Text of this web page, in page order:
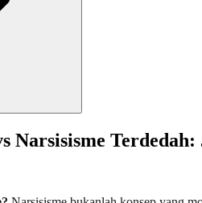
Narsisisme